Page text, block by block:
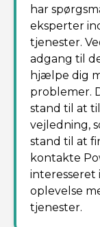
har
eksperter
tjenester.
adgang til
hjælpe dig
problemer.
stand til at
vejledning,
stand til at
kontakte
interesseret
oplevelse
tjenester.